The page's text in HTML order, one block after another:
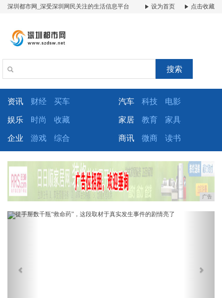
深圳都市网_深受深圳网民关注的生活信息平台 设为首页 点击收藏
搜索
资讯 财经 买车 汽车 科技 电影
娱乐 时尚 收藏 家居 教育 家具
企业 游戏 综合 商讯 微商 读书
广告
Previous